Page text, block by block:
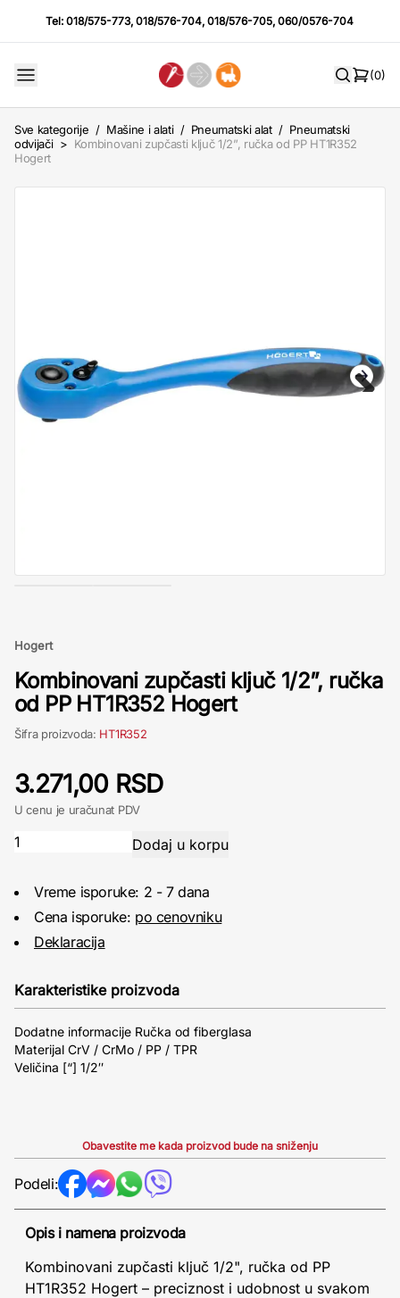
Tel:018/575-773,018/576-704,018/576-705,060/0576-704
(0)
Sve kategorije / Mašine i alati / Pneumatski alat / Pneumatski
odvijači > Kombinovani zupčasti ključ 1/2”, ručka od PP HT1R352
Hogert
Hogert
Kombinovani zupčasti ključ 1/2”, ručka
od PP HT1R352 Hogert
Šifra proizvoda: HT1R352
3.271,00 RSD
U cenu je uračunat PDV
Vreme isporuke: 2 - 7 dana
Cena isporuke: po cenovniku
Deklaracija
Karakteristike proizvoda
Dodatne informacije Ručka od fiberglasa
Materijal CrV / CrMo / PP / TPR
Veličina [“] 1/2″
Obavestite me kada proizvod bude na sniženju
Podeli:
Opis i namena proizvoda
Kombinovani zupčasti ključ 1/2", ručka od PP
HT1R352 Hogert – preciznost i udobnost u svakom